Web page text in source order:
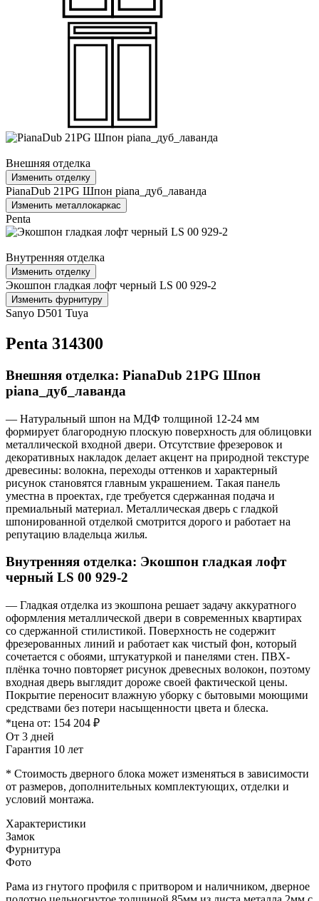
Внешняя отделка
Изменить отделку
PianaDub 21PG Шпон piana_дуб_лаванда
Изменить металлокаркас
Penta
Внутренняя отделка
Изменить отделку
Экошпон гладкая лофт черный LS 00 929-2
Изменить фурнитуру
Sanyo D501 Tuya
Penta 314300
Внешняя отделка: PianaDub 21PG Шпон
piana_дуб_лаванда
— Натуральный шпон на МДФ толщиной 12-24 мм
формирует благородную плоскую поверхность для облицовки
металлической входной двери. Отсутствие фрезеровок и
декоративных накладок делает акцент на природной текстуре
древесины: волокна, переходы оттенков и характерный
рисунок становятся главным украшением. Такая панель
уместна в проектах, где требуется сдержанная подача и
премиальный материал. Металлическая дверь с гладкой
шпонированной отделкой смотрится дорого и работает на
репутацию владельца жилья.
Внутренняя отделка: Экошпон гладкая лофт
черный LS 00 929-2
— Гладкая отделка из экошпона решает задачу аккуратного
оформления металлической двери в современных квартирах
со сдержанной стилистикой. Поверхность не содержит
фрезерованных линий и работает как чистый фон, который
сочетается с обоями, штукатуркой и панелями стен. ПВХ-
плёнка точно повторяет рисунок древесных волокон, поэтому
входная дверь выглядит дороже своей фактической цены.
Покрытие переносит влажную уборку с бытовыми моющими
средствами без потери насыщенности цвета и блеска.
*цена от: 154 204 ₽
От 3 дней
Гарантия 10 лет
* Стоимость дверного блока может изменяться в зависимости
от размеров, дополнительных комплектующих, отделки и
условий монтажа.
Характеристики
Замок
Фурнитура
Фото
Рама из гнутого профиля с притвором и наличником, дверное